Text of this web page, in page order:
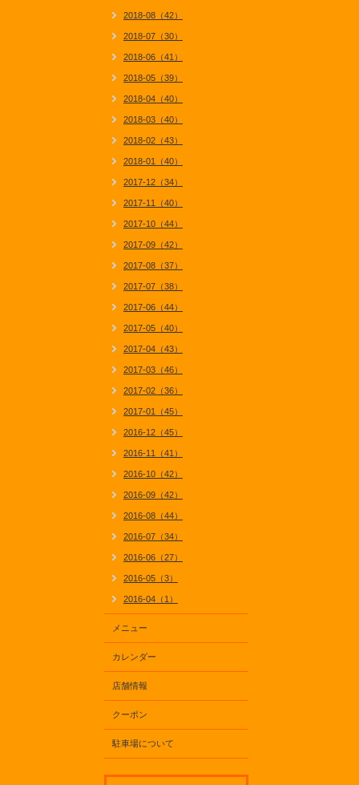
2018-08（42）
2018-07（30）
2018-06（41）
2018-05（39）
2018-04（40）
2018-03（40）
2018-02（43）
2018-01（40）
2017-12（34）
2017-11（40）
2017-10（44）
2017-09（42）
2017-08（37）
2017-07（38）
2017-06（44）
2017-05（40）
2017-04（43）
2017-03（46）
2017-02（36）
2017-01（45）
2016-12（45）
2016-11（41）
2016-10（42）
2016-09（42）
2016-08（44）
2016-07（34）
2016-06（27）
2016-05（3）
2016-04（1）
メニュー
カレンダー
店舗情報
クーポン
駐車場について